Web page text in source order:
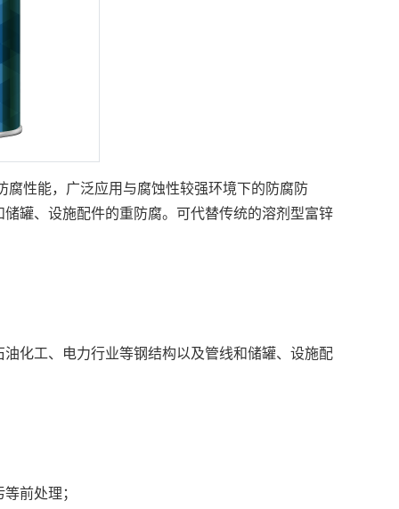
性能，广泛应用与腐蚀性较强环境下的防腐防
罐、设施配件的重防腐。可代替传统的溶剂型富锌
化工、电力行业等钢结构以及管线和储罐、设施配
前处理；